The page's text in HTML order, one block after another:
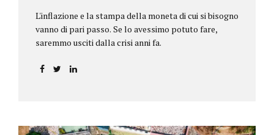
L'inflazione e la stampa della moneta di cui si bisogno
vanno di pari passo. Se lo avessimo potuto fare,
saremmo usciti dalla crisi anni fa.